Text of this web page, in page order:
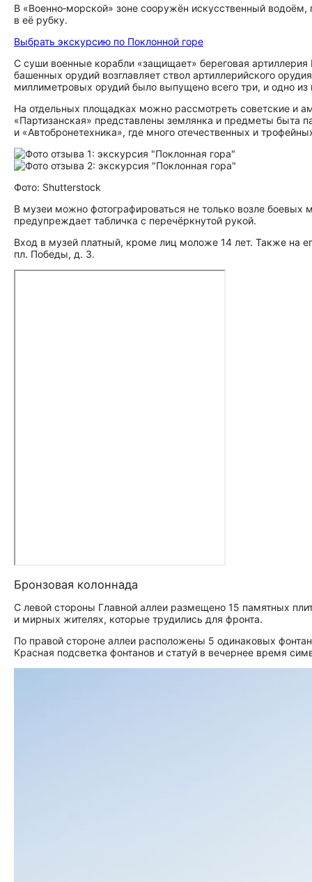
В «Военно‑морской» зоне сооружён искусственный
в её рубку.
Выбрать экскурсию по Поклонной горе
С суши военные корабли «защищает» береговая
башенных орудий возглавляет ствол артиллерийского
миллиметровых орудий было выпущено всего три, и одно
На отдельных площадках можно рассмотреть советские и
«Партизанская» представлены землянка и предметы быта
и «Автобронетехника», где много отечественных и
Фото: Shutterstock
В музеи можно фотографироваться не только возле
предупреждает табличка с перечёркнутой рукой.
Вход в музей платный, кроме лиц моложе 14 лет. Также на
пл. Победы, д. 3.
Бронзовая колоннада
С левой стороны Главной аллеи размещено 15 памятных
и мирных жителях, которые трудились для фронта.
По правой стороне аллеи расположены 5 одинаковых
Красная подсветка фонтанов и статуй в вечернее время